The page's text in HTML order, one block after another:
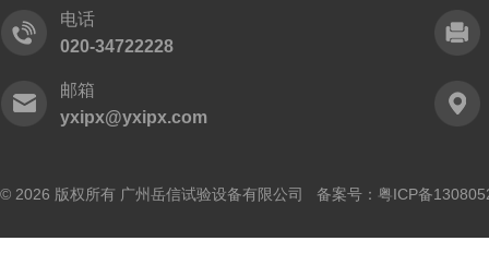
电话
020-34722228
邮箱
yxipx@yxipx.com
© 2026 版权所有 广州岳信试验设备有限公司 备案号： 粤ICP备